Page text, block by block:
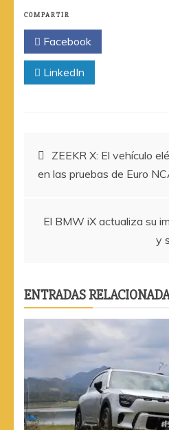
COMPARTIR
Facebook
LinkedIn
Navegación
de
entradas
ZEEKR X: El vehículo
en las pruebas de Euro
El BMW iX actualiza su
y
ENTRADAS